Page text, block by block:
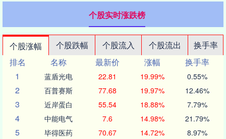
个股实时涨跌榜
个股涨幅 个股跌幅 个股流入 个股流出
换手率
排名
名称 最新价 涨幅
换手率
1
蓝盾光电 22.81 19.99% 0.55%
2 百普赛斯 77.68 19.97% 12.46%
3 近岸蛋白 55.54 18.88% 7.79%
4 中能电气 7.6 14.98% 21.79%
5 毕得医药 70.67 14.72% 8.97%